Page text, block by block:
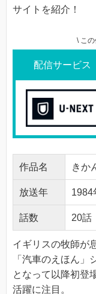
サイトを紹介！
\ こ
配信サービス
作品名 きか
放送年 1984
話数 20話
イギリスの牧師が
「汽車のえほん」
となって以降初登
活躍に注目。